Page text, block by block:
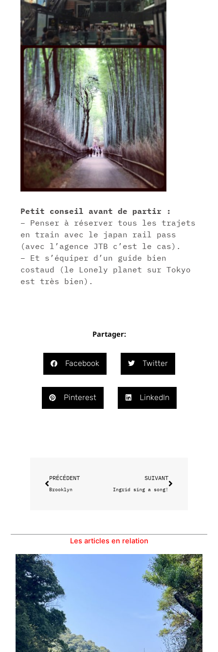
Petit conseil avant de partir :
– Penser à réserver tous les trajets
en train avec le japan rail pass
(avec l’agence JTB c’est le cas).
– Et s’équiper d’un guide bien
costaud (le Lonely planet sur Tokyo
est très bien).
Partager:
Facebook Twitter
Pinterest LinkedIn
PRÉCÉDENT
Brooklyn
SUIVANT
Ingrid sing a song!
Les articles en relation